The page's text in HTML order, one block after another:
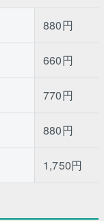
880円
660円
770円
880円
1,750円